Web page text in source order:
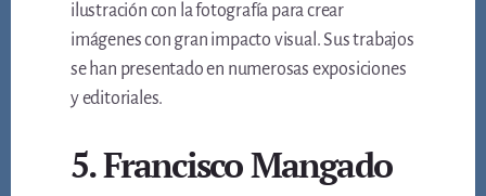
ilustración con la fotografía para crear
imágenes con gran impacto visual. Sus trabajos
se han presentado en numerosas exposiciones
y editoriales.
5. Francisco Mangado